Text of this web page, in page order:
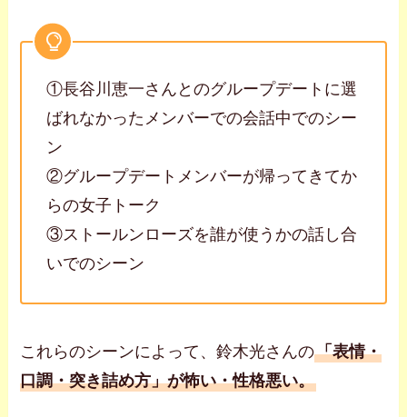
①長谷川恵一さんとのグループデートに選
ばれなかったメンバーでの会話中でのシー
ン
②グループデートメンバーが帰ってきてか
らの女子トーク
③ストールンローズを誰が使うかの話し合
いでのシーン
これらのシーンによって、鈴木光さんの「表情・
口調・突き詰め方」が怖い・性格悪い。